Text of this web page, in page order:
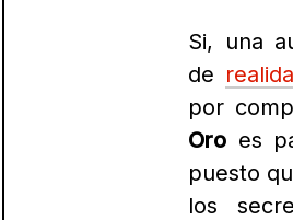
Si, una
de
por
Oro es
puesto
los